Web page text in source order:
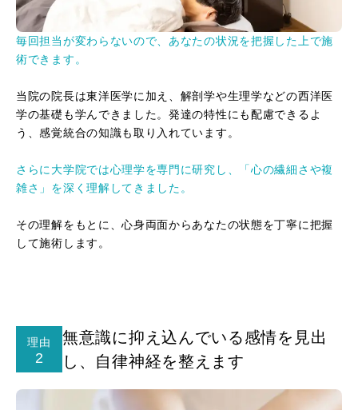
毎回担当が変わらないので、あなたの状況を把握した上で施
術できます。
当院の院長は東洋医学に加え、解剖学や生理学などの西洋医
学の基礎も学んできました。発達の特性にも配慮できるよ
う、感覚統合の知識も取り入れています。
さらに大学院では心理学を専門に研究し、「心の繊細さや複
雑さ」を深く理解してきました。
その理解をもとに、心身両面からあなたの状態を丁寧に把握
して施術します。
理由
2
無意識に抑え込んでいる感情を見出
し、自律神経を整えます